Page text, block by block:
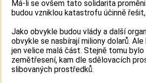
Má-li se ovšem tato solidarita
budou vzniklou katastrofu účinně
Jako obvykle budou vlády a další
obvykle se nasbírají miliony dolarů.
jen velice malá část. Stejně tomu bylo
zemětřesení, kam dle sdělovacích
slibovaných prostředků.